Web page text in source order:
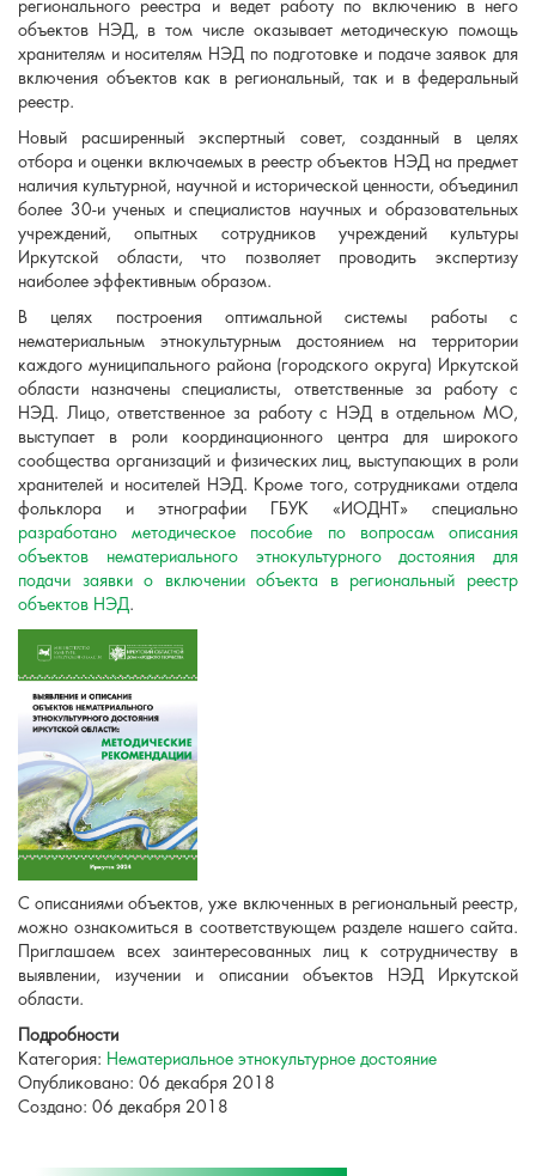
регионального реестра и ведет работу по включению в него
объектов НЭД, в том числе оказывает методическую помощь
хранителям и носителям НЭД по подготовке и подаче заявок для
включения объектов как в региональный, так и в федеральный
реестр.
Новый расширенный экспертный совет, созданный в целях
отбора и оценки включаемых в реестр объектов НЭД на предмет
наличия культурной, научной и исторической ценности, объединил
более 30-и ученых и специалистов научных и образовательных
учреждений, опытных сотрудников учреждений культуры
Иркутской области, что позволяет проводить экспертизу
наиболее эффективным образом.
В целях построения оптимальной системы работы с
нематериальным этнокультурным достоянием на территории
каждого муниципального района (городского округа) Иркутской
области назначены специалисты, ответственные за работу с
НЭД. Лицо, ответственное за работу с НЭД в отдельном МО,
выступает в роли координационного центра для широкого
сообщества организаций и физических лиц, выступающих в роли
хранителей и носителей НЭД. Кроме того, сотрудниками отдела
фольклора и этнографии ГБУК «ИОДНТ» специально
разработано методическое пособие по вопросам описания
объектов нематериального этнокультурного достояния для
подачи заявки о включении объекта в региональный реестр
объектов НЭД.
С описаниями объектов, уже включенных в региональный реестр,
можно ознакомиться в соответствующем разделе нашего сайта.
Приглашаем всех заинтересованных лиц к сотрудничеству в
выявлении, изучении и описании объектов НЭД Иркутской
области.
Подробности
Категория: Нематериальное этнокультурное достояние
Опубликовано: 06 декабря 2018
Создано: 06 декабря 2018